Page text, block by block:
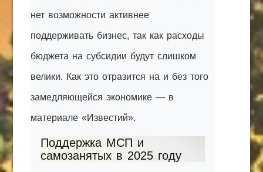
нет возможности активнее
поддерживать бизнес, так как расходы
бюджета на субсидии будут слишком
велики. Как это отразится на и без того
замедляющейся экономике — в
материале «Известий».
Поддержка МСП и
самозанятых в 2025 году